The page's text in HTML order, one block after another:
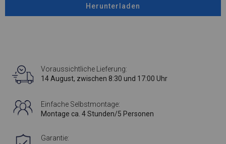
Herunterladen
Voraussichtliche Lieferung:
14 August, zwischen 8:30 und 17:00 Uhr
Einfache Selbstmontage:
Montage ca. 4 Stunden/5 Personen
Garantie: